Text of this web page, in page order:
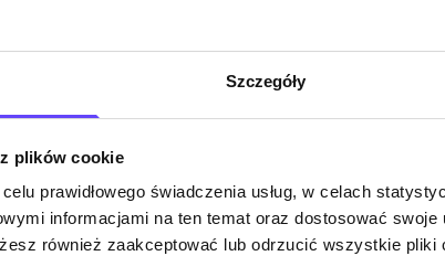
Szczegóły
plików cookie
prawidłowego świadczenia usług, w celach
informacjami na ten temat oraz dostosować
również zaakceptować lub odrzucić wszystkie pliki